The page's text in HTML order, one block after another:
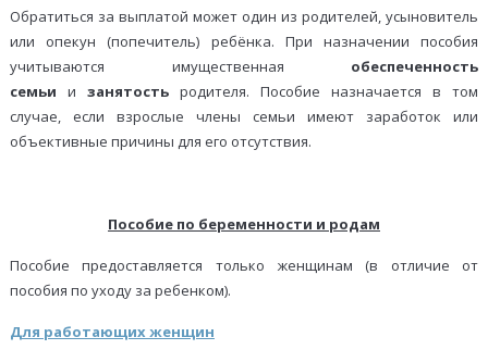
Обратиться за выплатой может один из родителей, усыновитель
или опекун (попечитель) ребёнка. При назначении пособия
учитываются имущественная обеспеченность
семьи и занятостьродителя. Пособие назначается в том
случае, если взрослые члены семьи имеют заработок или
объективные причины для его отсутствия.
Пособие по беременности и родам
Пособие предоставляется только женщинам (в отличие от
пособия по уходу за ребенком).
Для работающих женщин